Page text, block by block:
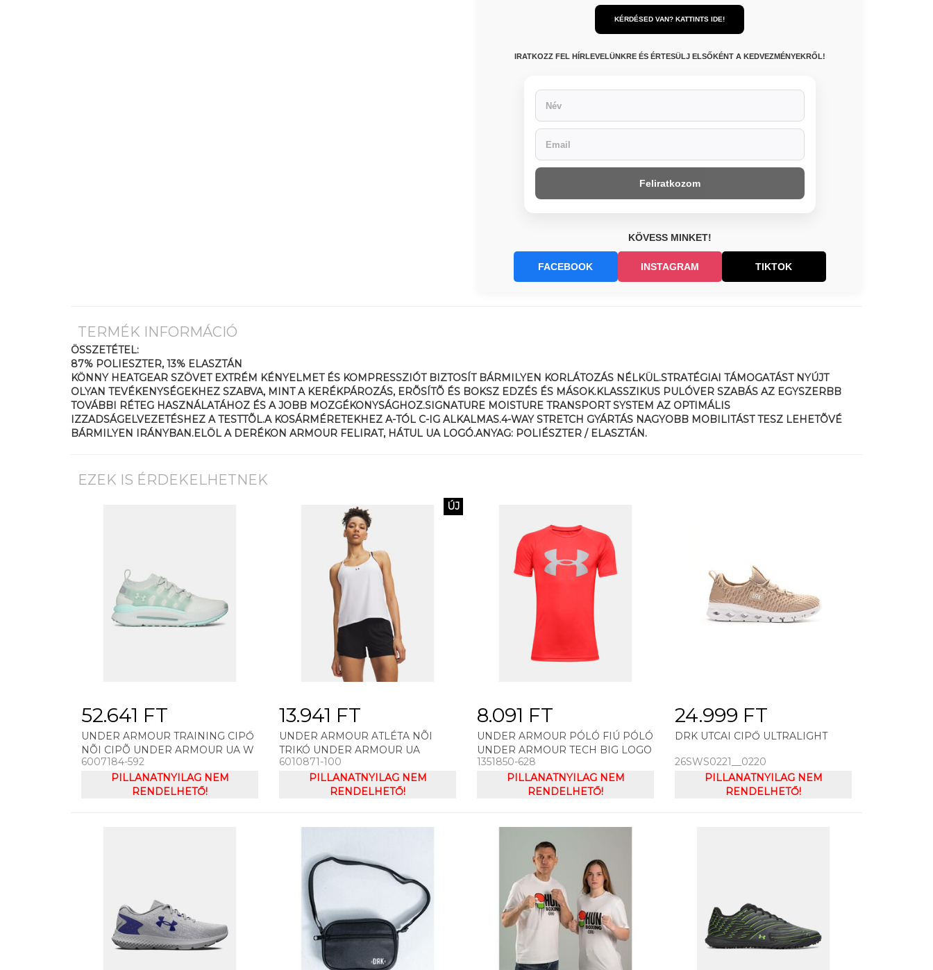
KÉRDÉSED VAN? KATTINTS IDE!
IRATKOZZ FEL HÍRLEVELÜNKRE ÉS ÉRTESÜLJ ELSŐKÉNT A KEDVEZMÉNYEKRŐL!
Feliratkozom
KÖVESS MINKET!
FACEBOOK INSTAGRAM TIKTOK
TERMÉK INFORMÁCIÓ
ÖSSZETÉTEL:
87% POLIESZTER, 13% ELASZTÁN
KÖNNY HEATGEAR SZÖVET EXTRÉM KÉNYELMET ÉS KOMPRESSZIÓT BIZTOSÍT BÁRMILYEN KORLÁTOZÁS NÉLKÜL.STRATÉGIAI TÁMOGATÁST NYÚJT
OLYAN TEVÉKENYSÉGEKHEZ SZABVA, MINT A KERÉKPÁROZÁS, ERÕSÍTÕ ÉS BOKSZ EDZÉS ÉS MÁSOK.KLASSZIKUS PULÓVER SZABÁS AZ EGYSZERBB
TOVÁBBI RÉTEG HASZNÁLATÁHOZ ÉS A JOBB MOZGÉKONYSÁGHOZ.SIGNATURE MOISTURE TRANSPORT SYSTEM AZ OPTIMÁLIS
IZZADSÁGELVEZETÉSHEZ A TESTTÕL.A KOSÁRMÉRETEKHEZ A-TÓL C-IG ALKALMAS.4-WAY STRETCH GYÁRTÁS NAGYOBB MOBILITÁST TESZ LEHETÕVÉ
BÁRMILYEN IRÁNYBAN.ELÖL A DERÉKON ARMOUR FELIRAT, HÁTUL UA LOGÓ.ANYAG: POLIÉSZTER / ELASZTÁN.
EZEK IS ÉRDEKELHETNEK
52.641 FT
UNDER ARMOUR TRAINING CIPŐ
NÕI CIPÕ UNDER ARMOUR UA W
PHANTOM X
6007184-592
PILLANATNYILAG NEM
RENDELHETŐ!
ÚJ
13.941 FT
UNDER ARMOUR ATLÉTA NÕI
TRIKÓ UNDER ARMOUR UA
VANISH RACERBACK TANK
6010871-100
PILLANATNYILAG NEM
RENDELHETŐ!
8.091 FT
UNDER ARMOUR PÓLÓ FIÚ PÓLÓ
UNDER ARMOUR TECH BIG LOGO
SS
1351850-628
PILLANATNYILAG NEM
RENDELHETŐ!
24.999 FT
DRK UTCAI CIPŐ ULTRALIGHT
26SWS0221__0220
PILLANATNYILAG NEM
RENDELHETŐ!